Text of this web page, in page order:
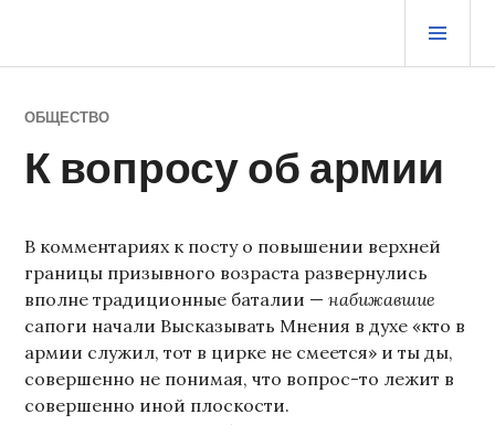
содержимому
ЖУРНАЛ СТАРОГО ВОРЧУНА
ОБЩЕСТВО
К вопросу об армии
В комментариях к посту о повышении верхней
границы призывного возраста развернулись
вполне традиционные баталии —набижавшие
сапоги начали Высказывать Мнения в духе «кто в
армии служил, тот в цирке не смеется» и ты ды,
совершенно не понимая, что вопрос-то лежит в
совершенно иной плоскости.